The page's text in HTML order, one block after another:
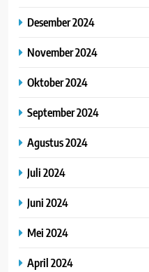
Desember 2024
November 2024
Oktober 2024
September 2024
Agustus 2024
Juli 2024
Juni 2024
Mei 2024
April 2024